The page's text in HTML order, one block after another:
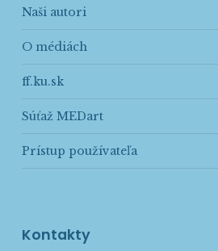
Naši autori
O médiách
ff.ku.sk
Súťaž MEDart
Prístup používateľa
Kontakty